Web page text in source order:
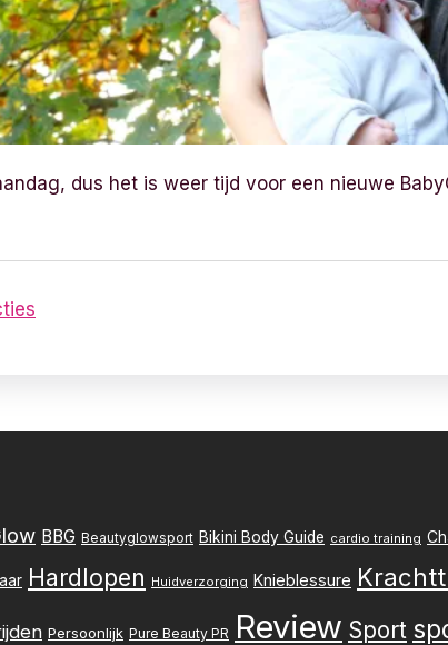
dus het is weer tijd voor een nieuwe
BBG Beautyglowsport Bikini Body Guide cardio training
Hardlopen Huidverzorging Knieblessure
Persoonlijk Pure Beauty PR Review Sport